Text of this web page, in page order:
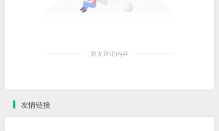
暂无评论内容
友情链接